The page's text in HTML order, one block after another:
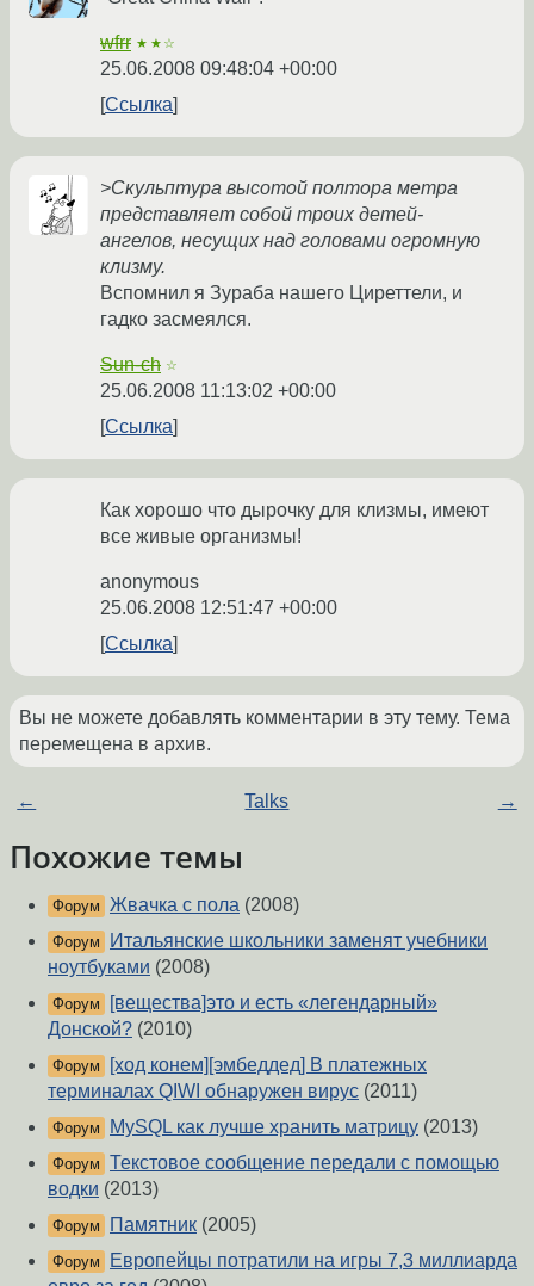
wfrr ★★☆
25.06.2008 09:48:04 +00:00
Ссылка
>Скульптура высотой полтора метра
представляет собой троих детей-
ангелов, несущих над головами огромную
клизму.
Вспомнил я Зураба нашего Циреттели, и
гадко засмеялся.
Sun-ch ☆
25.06.2008 11:13:02 +00:00
Ссылка
Как хорошо что дырочку для клизмы, имеют
все живые организмы!
anonymous
25.06.2008 12:51:47 +00:00
Ссылка
Вы не можете добавлять комментарии в эту тему. Тема
перемещена в архив.
← Talks →
Похожие темы
Форум Жвачка с пола (2008)
Форум
Итальянские школьники заменят учебники
ноутбуками (2008)
Форум
[вещества]это и есть «легендарный»
Донской? (2010)
Форум
[ход конем][эмбеддед] В платежных
терминалах QIWI обнаружен вирус (2011)
Форум MySQL как лучше хранить матрицу (2013)
Форум Текстовое сообщение передали с помощью
водки (2013)
Форум Памятник (2005)
Форум
Европейцы потратили на игры 7,3 миллиарда